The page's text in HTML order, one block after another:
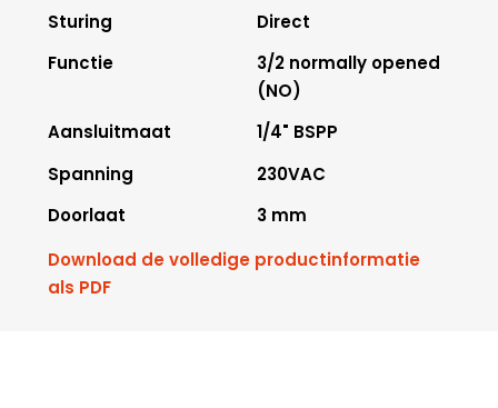
Sturing
Direct
Functie
3/2 normally opened
(NO)
Aansluitmaat
1/4" BSPP
Spanning
230VAC
Doorlaat
3 mm
Download de volledige productinformatie
als PDF